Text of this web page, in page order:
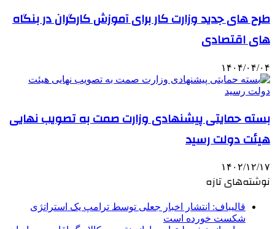
طرح های جدید وزارت کار برای آموزش کارگران در بنگاه
های اقتصادی
۱۴۰۴/۰۴/۰۴
بسته حمایتی پیشنهادی وزارت صمت به تصویب نهایی
هیئت دولت رسید
۱۴۰۲/۱۲/۱۷
نوشته‌های تازه
قالیباف: انتشار اخبار جعلی توسط ترامپ یک استراتژی
شکست خورده است